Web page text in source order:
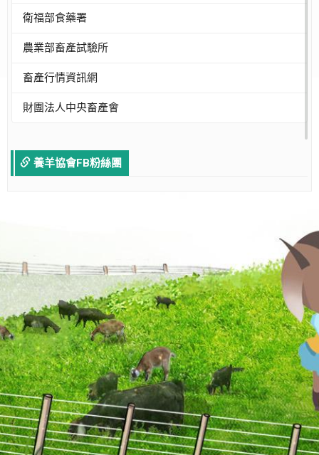
衛福部食藥署
農業部畜產試驗所
畜產行情資訊網
財團法人中央畜產會
養羊協會FB粉絲團